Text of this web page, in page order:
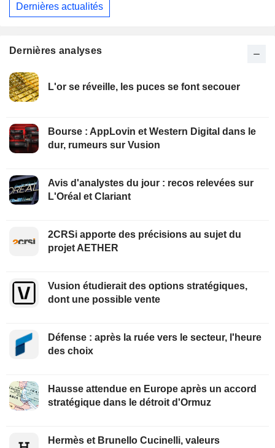
Dernières actualités
Dernières analyses
L'or se réveille, les puces se font secouer
Bourse : AppLovin et Western Digital dans le
dur, rumeurs sur Vusion
Avis d'analystes du jour : recos relevées sur
L'Oréal et Clariant
2CRSi apporte des précisions au sujet du
projet AETHER
Vusion étudierait des options stratégiques,
dont une possible vente
Défense : après la ruée vers le secteur, l'heure
des choix
Hausse attendue en Europe après un accord
stratégique dans le détroit d'Ormuz
Hermès et Brunello Cucinelli, valeurs